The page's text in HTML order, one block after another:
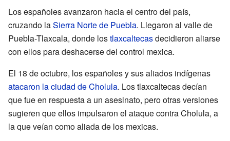
Los españoles avanzaron hacia el centro del país,
cruzando laSierra Norte de Puebla. Llegaron al valle de
Puebla-Tlaxcala, donde lostlaxcaltecasdecidieron aliarse
con ellos para deshacerse del control mexica.
El 18 de octubre, los españoles y sus aliados indígenas
atacaron la ciudad de Cholula. Los tlaxcaltecas decían
que fue en respuesta a un asesinato, pero otras versiones
sugieren que ellos impulsaron el ataque contra Cholula, a
la que veían como aliada de los mexicas.